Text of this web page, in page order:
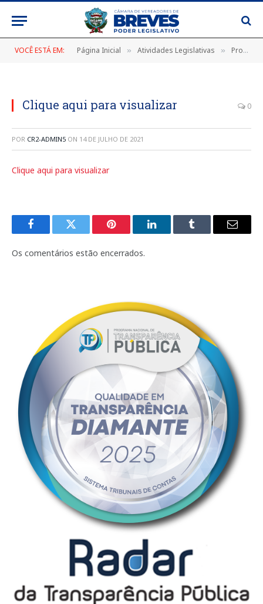
VOCÊ ESTÁ EM: Página Inicial » Atividades Legislativas » Projetos de Lei
Clique aqui para visualizar 0
POR CR2-ADMIN5 ON 14 DE JULHO DE 2021
Clique aqui para visualizar
FacebookTwitter Pinterest LinkedInTumblr
E-
Os comentários estão encerrados.